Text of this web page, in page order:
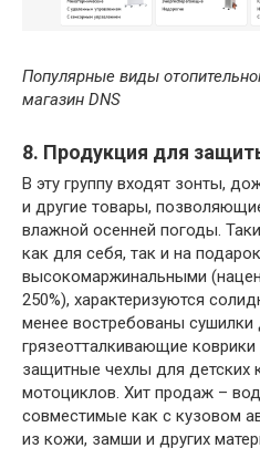
Популярные виды
магазин DNS
8. Продукция для
В эту группу входят зонты,
и другие товары,
влажной осенней погоды.
как для себя, так и на
высокомаржинальными
250%), характеризуются
менее востребованы сушилки
грязеотталкивающие
защитные чехлы для детских
мотоциклов. Хит продаж –
совместимые как с кузовом
из кожи, замши и других